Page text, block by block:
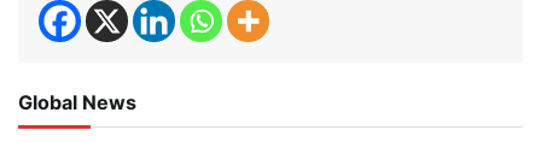
Global News